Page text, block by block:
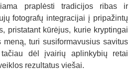
praplėsti tradicijos ribas ir
fotografų integracijai į pripažintų
pristatant kūrėjus, kurie kryptingai
turi susiformavusius savitus
tačiau dėl įvairių aplinkybių retai
rezultatus viešai.